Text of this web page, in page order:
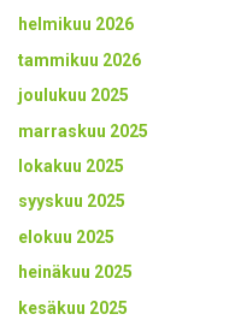
helmikuu 2026
tammikuu 2026
joulukuu 2025
marraskuu 2025
lokakuu 2025
syyskuu 2025
elokuu 2025
heinäkuu 2025
kesäkuu 2025